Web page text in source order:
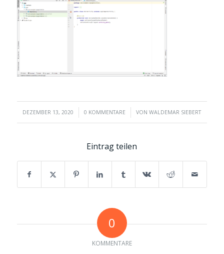
DEZEMBER 13, 2020
/ 0 KOMMENTARE
/ VONWALDEMAR SIEBERT
Eintrag teilen
0
KOMMENTARE